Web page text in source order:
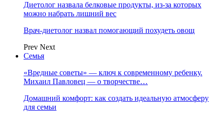
Диетолог назвала белковые продукты, из-за которых
можно набрать лишний вес
Врач-диетолог назвал помогающий похудеть овощ
Prev Next
Семья
«Вредные советы» — ключ к современному ребенку.
Михаил Павловец — о творчестве…
Домашний комфорт: как создать идеальную атмосферу
для семьи